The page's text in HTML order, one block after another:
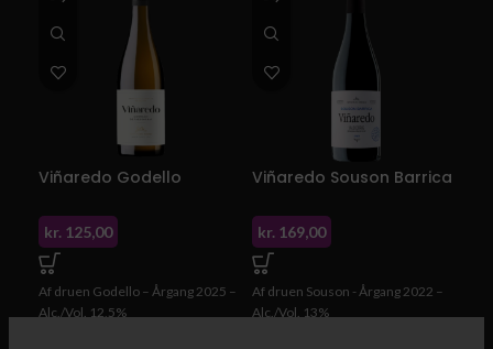
Viñaredo Godello
kr. 125,00
Af druen Godello – Årgang 2025 –
Alc./Vol. 12,5%
Viñaredo Souson Barrica
kr. 169,00
Af druen Souson - Årgang 2022 –
Alc./Vol. 13%